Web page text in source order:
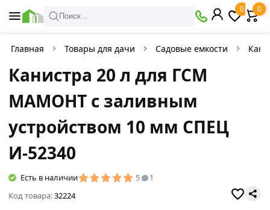
Поиск ..
0 0
Главная Товары для дачи Садовые емкости
Канистра 20 л для ГСМ
МАМОНТ с заливным
устройством 10 мм СПЕЦ
И-52340
Есть в наличии 5
1
Код товара:32224